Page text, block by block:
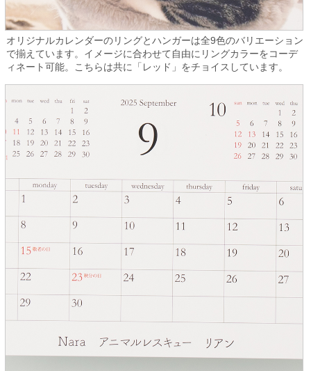
オリジナルカレンダーのリングとハンガーは全9色のバリエーション
で揃えています。イメージに合わせて自由にリングカラーをコーデ
ィネート可能。こちらは共に「レッド」をチョイスしています。